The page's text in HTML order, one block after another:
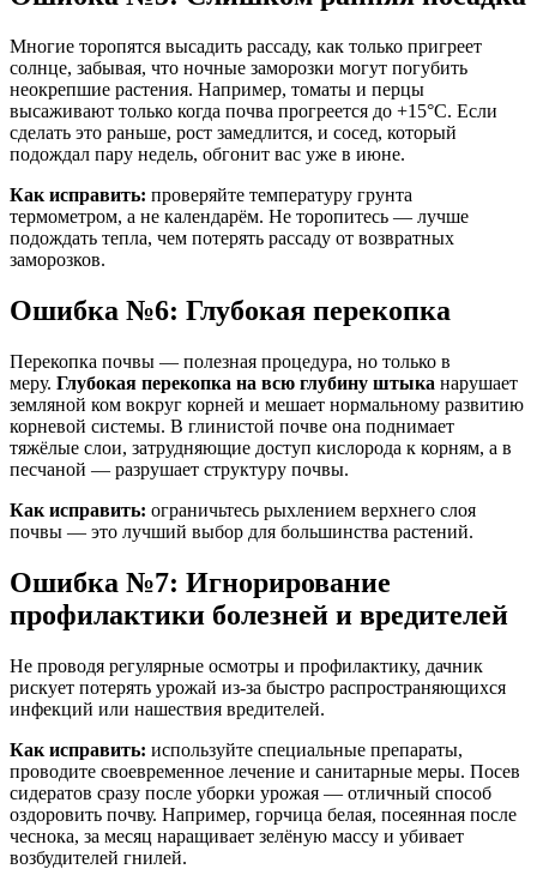
Многие торопятся высадить рассаду, как только пригреет
солнце, забывая, что ночные заморозки могут погубить
неокрепшие растения. Например, томаты и перцы
высаживают только когда почва прогреется до +15°C. Если
сделать это раньше, рост замедлится, и сосед, который
подождал пару недель, обгонит вас уже в июне.
Как исправить: проверяйте температуру грунта
термометром, а не календарём. Не торопитесь — лучше
подождать тепла, чем потерять рассаду от возвратных
заморозков.
Ошибка №6: Глубокая перекопка
Перекопка почвы — полезная процедура, но только в
меру. Глубокая перекопка на всю глубину штыка нарушает
земляной ком вокруг корней и мешает нормальному развитию
корневой системы. В глинистой почве она поднимает
тяжёлые слои, затрудняющие доступ кислорода к корням, а в
песчаной — разрушает структуру почвы.
Как исправить: ограничьтесь рыхлением верхнего слоя
почвы — это лучший выбор для большинства растений.
Ошибка №7: Игнорирование
профилактики болезней и вредителей
Не проводя регулярные осмотры и профилактику, дачник
рискует потерять урожай из-за быстро распространяющихся
инфекций или нашествия вредителей.
Как исправить: используйте специальные препараты,
проводите своевременное лечение и санитарные меры. Посев
сидератов сразу после уборки урожая — отличный способ
оздоровить почву. Например, горчица белая, посеянная после
чеснока, за месяц наращивает зелёную массу и убивает
возбудителей гнилей.